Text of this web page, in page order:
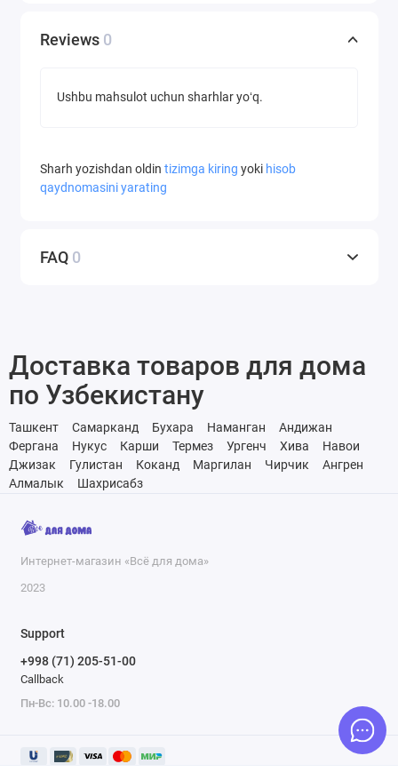
Reviews 0
Ushbu mahsulot uchun sharhlar yoʻq.
Sharh yozishdan oldin tizimga kiring yoki hisob
qaydnomasini yarating
FAQ 0
Доставка товаров для дома
по Узбекистану
Ташкент Самарканд Бухара Наманган
Андижан
Фергана
Нукус Карши Термез Ургенч Хива
Навои
Джизак
Гулистан Коканд Маргилан Чирчик
Ангрен
Алмалык
Шахрисабз
Интернет-магазин «Всё для дома»
2023
Support
+998 (71) 205-51-00
Callback
Пн-Вс: 10.00 -18.00